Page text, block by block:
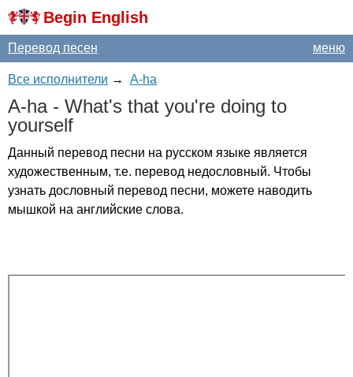
Begin English
меню
Перевод песен
Все исполнители → A-ha
A-ha- What's that you're doing to
yourself
Данный перевод песни на русском языке является
художественным, т.е. перевод недословный. Чтобы
узнать дословный перевод песни, можете наводить
мышкой на английские слова.